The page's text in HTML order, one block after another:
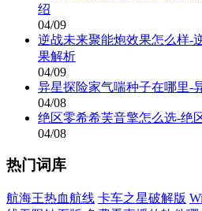
绍
04/09
逆战未来聚能炮效果怎么样-
果解析
04/09
异星探险家气喘种子在哪里-
04/08
绝区零希希芙音擎怎么选-绝
04/08
热门词库
航海王热血航线 卡车之星破解版